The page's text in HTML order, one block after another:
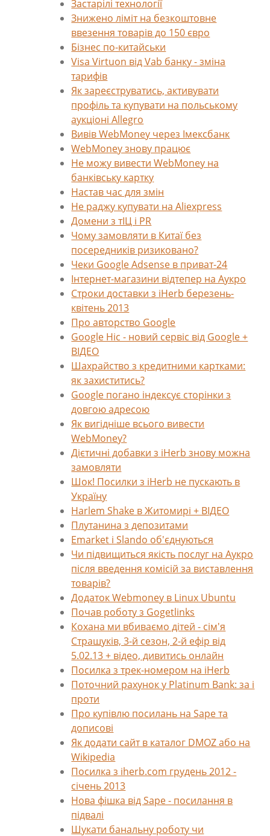
Застарілі технології
Знижено ліміт на безкоштовне
ввезення товарів до 150 євро
Бізнес по-китайськи
Visa Virtuon від Vab банку - зміна
тарифів
Як зареєструватись, активувати
профіль та купувати на польському
аукціоні Allegro
Вивів WebMoney через Імексбанк
WebMoney знову працює
Не можу вивести WebMoney на
банківську картку
Настав час для змін
Не раджу купувати на Aliexpress
Домени з тІЦ і PR
Чому замовляти в Китаї без
посередників ризиковано?
Чеки Google Adsense в приват-24
Інтернет-магазини відтепер на Аукро
Строки доставки з iHerb березень-
квітень 2013
Про авторство Google
Google Ніс - новий сервіс від Google +
ВІДЕО
Шахрайство з кредитними картками:
як захиститись?
Google погано індексує сторінки з
довгою адресою
Як вигідніше всього вивести
WebMoney?
Дієтичні добавки з iHerb знову можна
замовляти
Шок! Посилки з iHerb не пускають в
Україну
Harlem Shake в Житомирі + ВІДЕО
Плутанина з депозитами
Emarket і Slando об'єднуються
Чи підвищиться якість послуг на Аукро
після введення комісій за виставлення
товарів?
Додаток Webmoney в Linux Ubuntu
Почав роботу з Gogetlinks
Кохана ми вбиваємо дітей - сім'я
Страшуків, 3-й сезон, 2-й ефір від
5.02.13 + відео, дивитись онлайн
Посилка з трек-номером на iHerb
Поточний рахунок у Platinum Bank: за і
проти
Про купівлю посилань на Sape та
дописові
Як додати сайт в каталог DMOZ або на
Wikipedia
Посилка з iherb.com грудень 2012 -
січень 2013
Нова фішка від Sape - посилання в
підвалі
Шукати банальну роботу чи